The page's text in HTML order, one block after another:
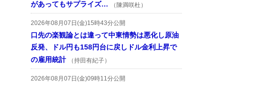
があってもサプライズ…
（陳満咲杜）
2026年08月07日(金)15時43分公開
口先の楽観論とは違って中東情勢は悪化し原油
反発、ドル円も158円台に戻しドル金利上昇で
の雇用統計
（持田有紀子）
2026年08月07日(金)09時11分公開